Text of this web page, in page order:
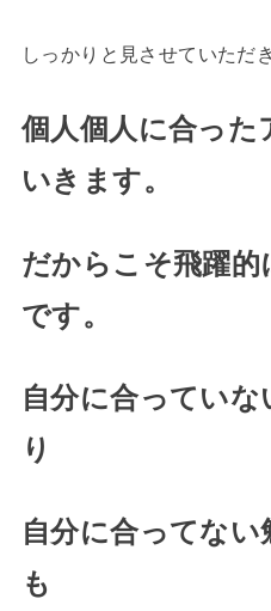
しっかりと見させていただき
個人個人に合った
いきます。
だからこそ飛躍
です。
自分に合ってい
り
自分に合ってない
も